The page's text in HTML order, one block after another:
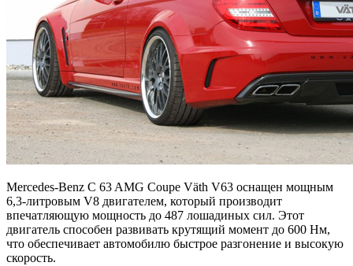
Mercedes-Benz C 63 AMG Coupe Väth V63 оснащен мощным
6,3-литровым V8 двигателем, который производит
впечатляющую мощность до 487 лошадиных сил. Этот
двигатель способен развивать крутящий момент до 600 Нм,
что обеспечивает автомобилю быстрое разгонение и высокую
скорость.